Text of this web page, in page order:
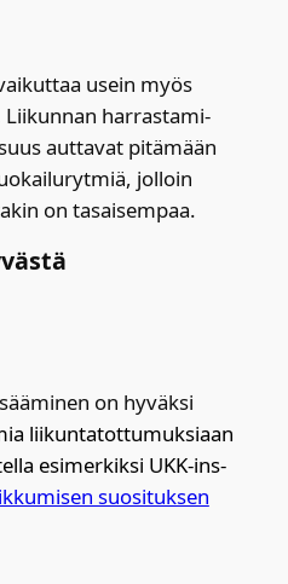
usein myös
har­ras­ta­mi­
aut­ta­vat pitä­mään
jol­loin
on tasai­sem­paa.
on hyväk­si
lii­kun­ta­tot­tu­muk­si­aan
esi­mer­kik­si UKK-ins­
suo­si­tuk­sen